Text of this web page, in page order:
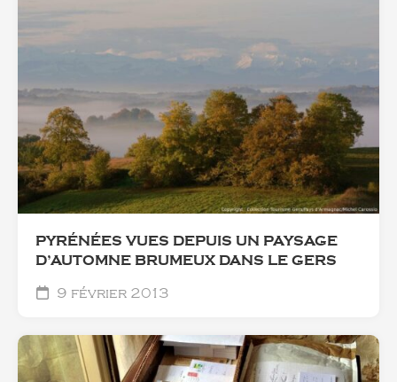
PYRÉNÉES VUES DEPUIS UN PAYSAGE
D’AUTOMNE BRUMEUX DANS LE GERS
9 février 2013